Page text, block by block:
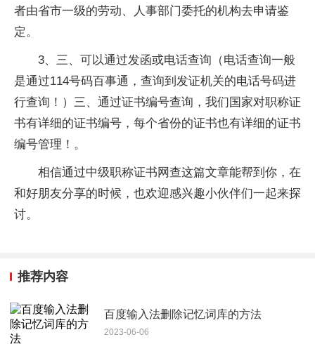
者由省市一级的劳动、人事部门委托的机构去申请鉴
定。
3、三、可以通过发函或电话查询（电话查询一般
是通过114号码百事通，查询到发证机关的电话号码进
行查询！）三、通过证书编号查询，我们国家对职称证
书有详细的证书编号，每个省份的证书也有详细的证书
编号管理！。
相信通过中级职称证书网查这篇文章能帮到你，在
和好朋友分享的时候，也欢迎感兴趣小伙伴们一起来探
讨。
推荐内容
百度输入法删除记忆词库的方法
2023-06-06